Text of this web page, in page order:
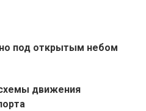
под открытым небом
движения